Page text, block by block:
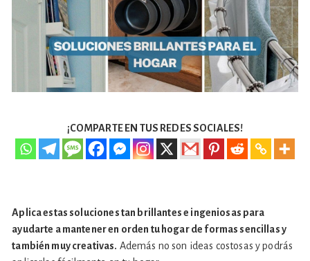
¡COMPARTE EN TUS REDES SOCIALES!
Aplica estas soluciones tan brillantes e ingeniosas para
ayudarte a mantener en orden tu hogar de formas sencillas y
también muy creativas. Además no son ideas costosas y podrás